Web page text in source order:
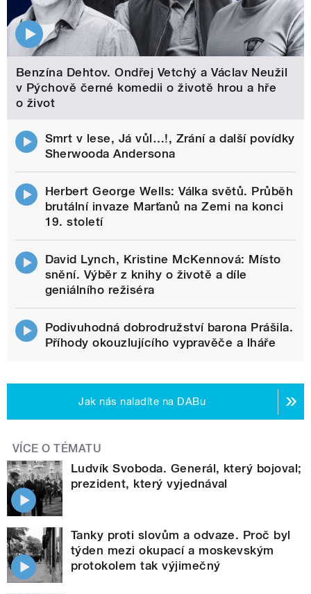
Benzína Dehtov. Ondřej Vetchý a Václav Neužil
v Pýchově černé komedii o životě hrou a hře
o život
Smrt v lese, Já vůl…!, Zrání a další povídky
Sherwooda Andersona
Herbert George Wells: Válka světů. Průběh
brutální invaze Marťanů na Zemi na konci
19. století
David Lynch, Kristine McKennová: Místo
snění. Výběr z knihy o životě a díle
geniálního režiséra
Podivuhodná dobrodružství barona Prášila.
Příhody okouzlujícího vypravěče a lháře
Jak nás naladíte na DABu
VÍCE O TÉMATU
Ludvík Svoboda. Generál, který bojoval;
prezident, který vyjednával
Tanky proti slovům a odvaze. Proč byl
týden mezi okupací a moskevským
protokolem tak výjimečný